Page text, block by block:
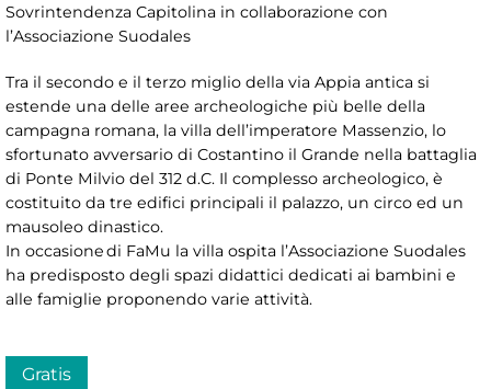
Sovrintendenza Capitolina in collaborazione con
l’Associazione Suodales
Tra il secondo e il terzo miglio della via Appia antica si
estende una delle aree archeologiche più belle della
campagna romana, la villa dell’imperatore Massenzio, lo
sfortunato avversario di Costantino il Grande nella battaglia
di Ponte Milvio del 312 d.C. Il complesso archeologico, è
costituito da tre edifici principali il palazzo, un circo ed un
mausoleo dinastico.
In occasione di FaMu la villa ospita l’Associazione Suodales
ha predisposto degli spazi didattici dedicati ai bambini e
alle famiglie proponendo varie attività.
Gratis